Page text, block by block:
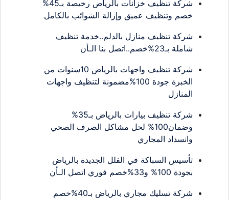
شركة تنظيف خزانات بالرياض رخيصة بـ45%
خصم وتنظيف عميق وإزالة الشوائب بالكامل
شركة تنظيف منازل بالدلم..خدمة تنظيف
شاملة بـ23%خصم..اتصل بنا الـأن
شركة تنظيف واجهات بالرياض 10سنوات من
الخبرة جودة 100%مضمونة لتنظيف واجهات
المنازل
شركة تنظيف بيارات بالرياض بـ35%
وضمان100% لحل مشاكل الصرف الصحي
وانسداد المجاري
تأسيس السباكة في الفلل الجديدة بالرياض
بجودة 100% و33%خصم فوري اتصل الـأن
شركة تسليك مجاري بالرياض بـ40%خصم